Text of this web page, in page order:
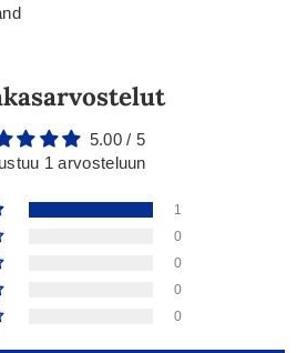
5.00 / 5
1 arvosteluun
1
0
0
0
0